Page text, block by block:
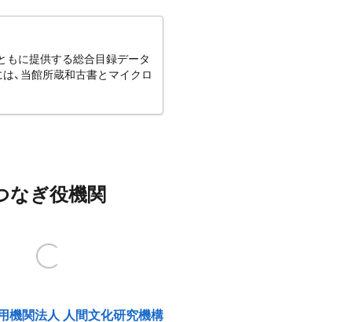
もに提供する総合目録データ
、当館所蔵和古書とマイクロ
なぎ役機関
機関法人 人間文化研究機構